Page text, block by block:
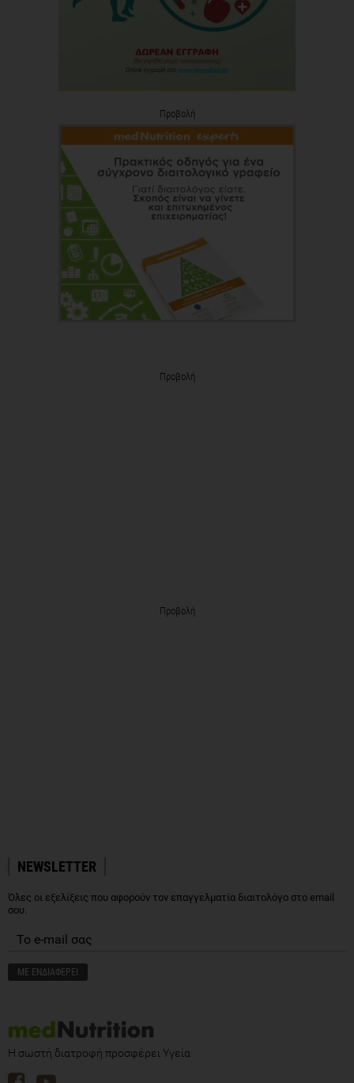
Προβολή
Προβολή
Προβολή
NEWSLETTER
Όλες οι εξελίξεις που αφορούν τον επαγγελματία διαιτολόγο στο email
σου.
Η σωστή διατροφή προσφέρει Υγεία